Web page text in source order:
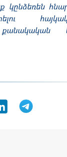
LinkedIn